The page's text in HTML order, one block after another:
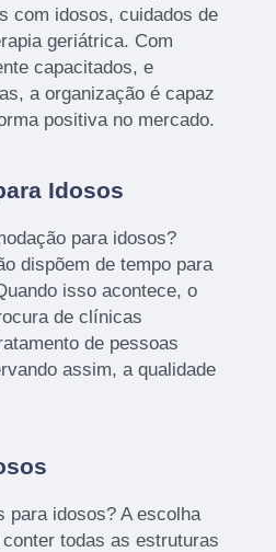
com idosos, cuidados de
geriátrica. Com
capacitados, e
a organização é capaz
positiva no mercado.
Idosos
para idosos?
dispõem de tempo para
isso acontece, o
de clínicas
de pessoas
assim, a qualidade
para idosos? A escolha
todas as estruturas